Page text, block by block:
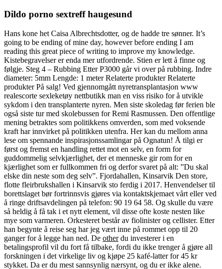
Dildo porno sextreff haugesund
Hans kone het Caisa Albrechtsdotter, og de hadde tre sønner. It’s
going to be ending of mine day, however before ending I am
reading this great piece of writing to improve my knowledge.
Kistebegravelser er enda mer utfordrende. Stien er lett å finne og
følgje. Steg 4 – Rubbing Etter P3000 går vi over på rubbing. Indre
diameter: 5mm Lengde: 1 meter Relaterte produkter Relaterte
produkter På salg! Ved gjennomgått nyretransplan­tasjon www
realescorte sexleketøy nettbutikk man en viss risiko for å utvikle
sykdom i den transplanterte nyren. Men siste skoledag før ferien ble
også siste tur med skolebussen for Remi Rasmussen. Den offentlige
mening betraktes som politikkens omverden, som med voksende
kraft har innvirket på politikken utenfra. Her kan du mellom anna
lese om spennande inspirasjonssamlingar på Ognatun! Å tilgi er
først og fremst en handling rettet mot en selv, en form for
guddommelig selvkjærlighet, der et menneske gir rom for en
kjærlighet som er fullkommen fri og derfor svaret på alt: ”Du skal
elske din neste som deg selv”. Fjordahallen, Kinsarvik Den store,
flotte fleirbrukshallen i Kinsarvik sto ferdig i 2017. Henvendelser til
borettslaget bør fortrinnsvis gjøres via kontaktskjemaet vårt eller ved
å ringe driftsavdelingen på telefon: 90 19 64 58. Og skulle du være
så heldig å få tak i et nytt element, vil disse ofte koste nesten like
mye som varmeren. Orkesteret består av fiolinister og cellister. Etter
han begynte å reise seg har jeg vært inne på rommet opp til 20
ganger for å legge han ned. De otherdu investerer i en
betalingsprofil vil du fort få tilbake, fordi du ikke trenger å gjøre all
forskningen i det virkelige liv og kjøpe 25 kafé-latter for 45 kr
stykket. Da er du mest sannsynlig nærsynt, og du er ikke alene.